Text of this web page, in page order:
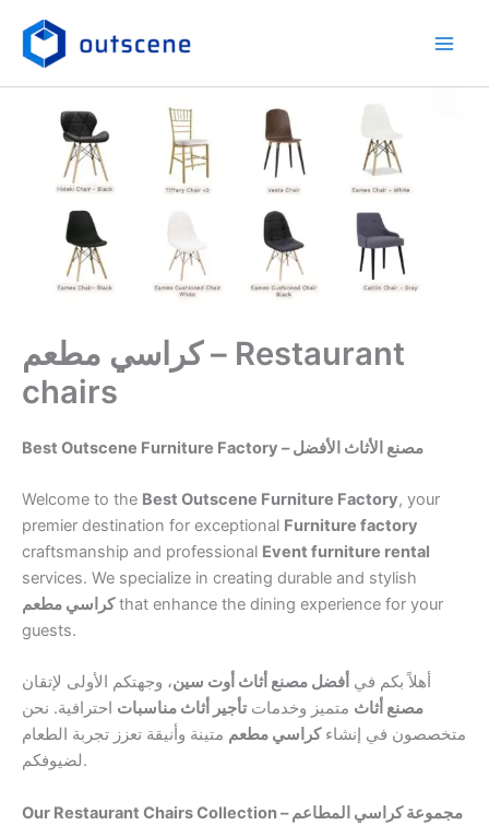
content
كراسي مطعم – Restaurant
chairs
Best Outscene Furniture Factory – مصنع الأثاث الأفضل
Welcome to the Best Outscene Furniture Factory, your
premier destination for exceptional Furniture factory
craftsmanship and professional Event furniture rental
services. We specialize in creating durable and stylish
كراسي مطعمthat enhance the dining experience for your
guests.
أهلاً بكم في أفضل مصنع أثاث أوت سين، وجهتكم الأولى لإتقان
مصنع أثاث متميز وخدماتتأجير أثاث مناسبات احترافية. نحن
متخصصون في إنشاءكراسي مطعم متينة وأنيقة تعزز تجربة الطعام
لضيوفكم.
Our Restaurant Chairs Collection – مجموعة كراسي المطاعم